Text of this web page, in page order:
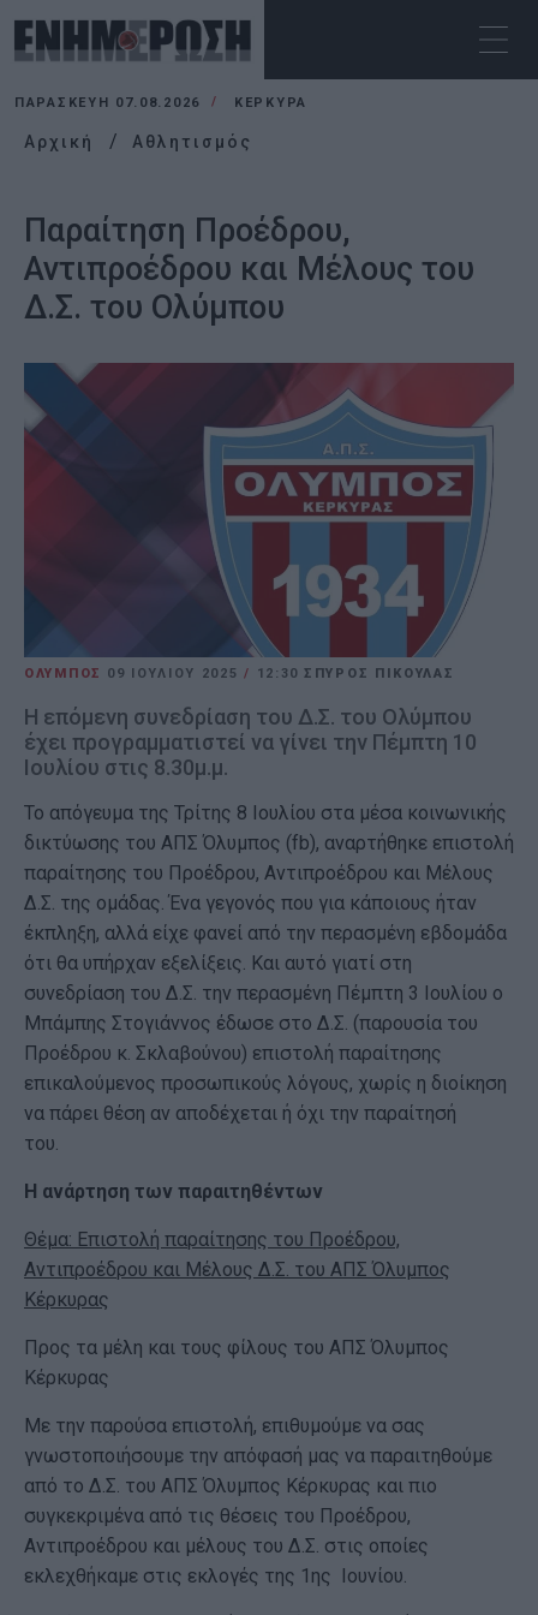
ΠΑΡΑΣΚΕΥΉ 07.08.2026 ΚΕΡΚΥΡΑ
Αρχική Αθλητισμός
Παραίτηση Προέδρου,
Αντιπροέδρου και Μέλους του
Δ.Σ. του Ολύμπου
ΟΛΥΜΠΟΣ 09 ΙΟΥΛΊΟΥ 2025/ 12:30 ΣΠΥΡΟΣ ΠΙΚΟΥΛΑΣ
Η επόμενη συνεδρίαση του Δ.Σ. του Ολύμπου
έχει προγραμματιστεί να γίνει την Πέμπτη 10
Ιουλίου στις 8.30μ.μ.
Το απόγευμα της Τρίτης 8 Ιουλίου στα μέσα κοινωνικής
δικτύωσης του ΑΠΣ Όλυμπος (fb), αναρτήθηκε επιστολή
παραίτησης του Προέδρου, Αντιπροέδρου και Μέλους
Δ.Σ. της ομάδας. Ένα γεγονός που για κάποιους ήταν
έκπληξη, αλλά είχε φανεί από την περασμένη εβδομάδα
ότι θα υπήρχαν εξελίξεις. Και αυτό γιατί στη
συνεδρίαση του Δ.Σ. την περασμένη Πέμπτη 3 Ιουλίου ο
Μπάμπης Στογιάννος έδωσε στο Δ.Σ. (παρουσία του
Προέδρου κ. Σκλαβούνου) επιστολή παραίτησης
επικαλούμενος προσωπικούς λόγους, χωρίς η διοίκηση
να πάρει θέση αν αποδέχεται ή όχι την παραίτησή
του.
Η ανάρτηση των παραιτηθέντων
Θέμα: Επιστολή παραίτησης του Προέδρου,
Αντιπροέδρου και Μέλους Δ.Σ. του ΑΠΣ Όλυμπος
Κέρκυρας
Προς τα μέλη και τους φίλους του ΑΠΣ Όλυμπος
Κέρκυρας
Με την παρούσα επιστολή, επιθυμούμε να σας
γνωστοποιήσουμε την απόφασή μας να παραιτηθούμε
από το Δ.Σ. του ΑΠΣ Όλυμπος Κέρκυρας και πιο
συγκεκριμένα από τις θέσεις του Προέδρου,
Αντιπροέδρου και μέλους του Δ.Σ. στις οποίες
εκλεχθήκαμε στις εκλογές της 1ης Ιουνίου.